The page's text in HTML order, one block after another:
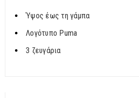
Ύψος έως τη γάμπα
Λογότυπο Puma
3 ζευγάρια